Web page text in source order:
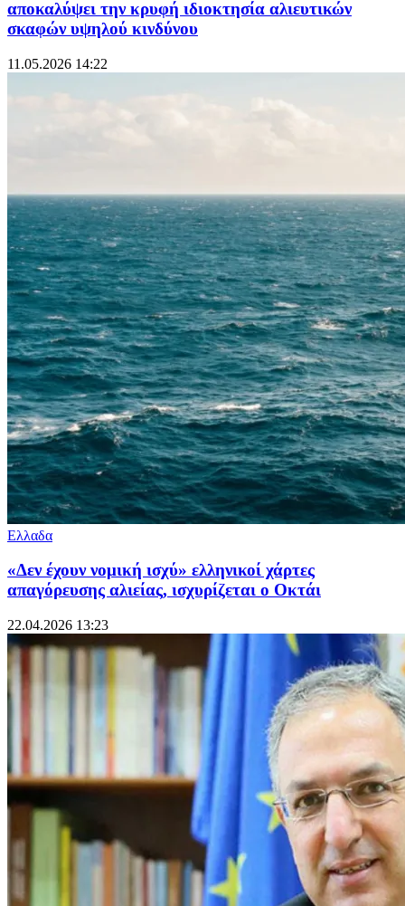
αποκαλύψει την κρυφή ιδιοκτησία αλιευτικών
σκαφών υψηλού κινδύνου
11.05.2026 14:22
Ελλαδα
«Δεν έχουν νομική ισχύ» ελληνικοί χάρτες
απαγόρευσης αλιείας, ισχυρίζεται ο Οκτάι
22.04.2026 13:23